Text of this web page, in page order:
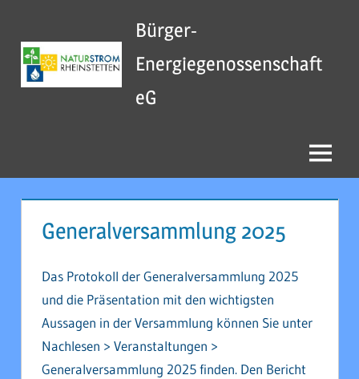
springen
Bürger-
Energiegenossenschaft
eG
Menu
Generalversammlung 2025
Das Protokoll der Generalversammlung 2025
und die Präsentation mit den wichtigsten
Aussagen in der Versammlung können Sie unter
Nachlesen > Veranstaltungen >
Generalversammlung 2025 finden. Den Bericht